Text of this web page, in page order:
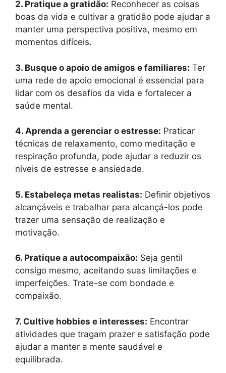
2. Pratique a gratidão: Reconhecer as coisas
boas da vida e cultivar a gratidão pode ajudar a
manter uma perspectiva positiva, mesmo em
momentos difíceis.
3. Busque o apoio de amigos e familiares: Ter
uma rede de apoio emocional é essencial para
lidar com os desafios da vida e fortalecer a
saúde mental.
4. Aprenda a gerenciar o estresse: Praticar
técnicas de relaxamento, como meditação e
respiração profunda, pode ajudar a reduzir os
níveis de estresse e ansiedade.
5. Estabeleça metas realistas: Definir objetivos
alcançáveis e trabalhar para alcançá-los pode
trazer uma sensação de realização e
motivação.
6. Pratique a autocompaixão: Seja gentil
consigo mesmo, aceitando suas limitações e
imperfeições. Trate-se com bondade e
compaixão.
7. Cultive hobbies e interesses: Encontrar
atividades que tragam prazer e satisfação pode
ajudar a manter a mente saudável e
equilibrada.